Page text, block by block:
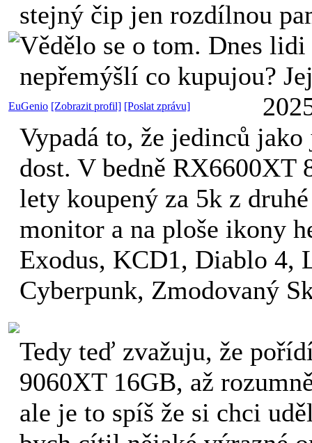
stejný čip jen rozdílnou
Vědělo se o tom. Dnes lidi
nepřemýšlí co kupujou?
EuGenio [Zobrazit profil] [Poslat zprávu]
Vypadá to, že jedinců jako
dost. V bedně RX6600XT
lety koupený za 5k z
monitor a na ploše ikony
Exodus, KCD1, Diablo 4,
Cyberpunk, Zmodovaný
Tedy teď zvažuju, že
9060XT 16GB, až
ale je to spíš že si chci